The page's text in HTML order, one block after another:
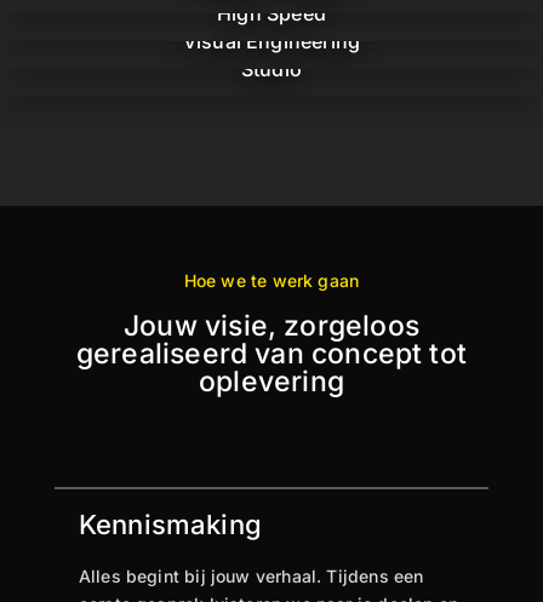
High Speed
Visual Engineering
Studio
Hoe we te werk gaan
Jouw visie, zorgeloos
gerealiseerd van concept tot
oplevering
Kennismaking
Alles begint bij jouw verhaal. Tijdens een